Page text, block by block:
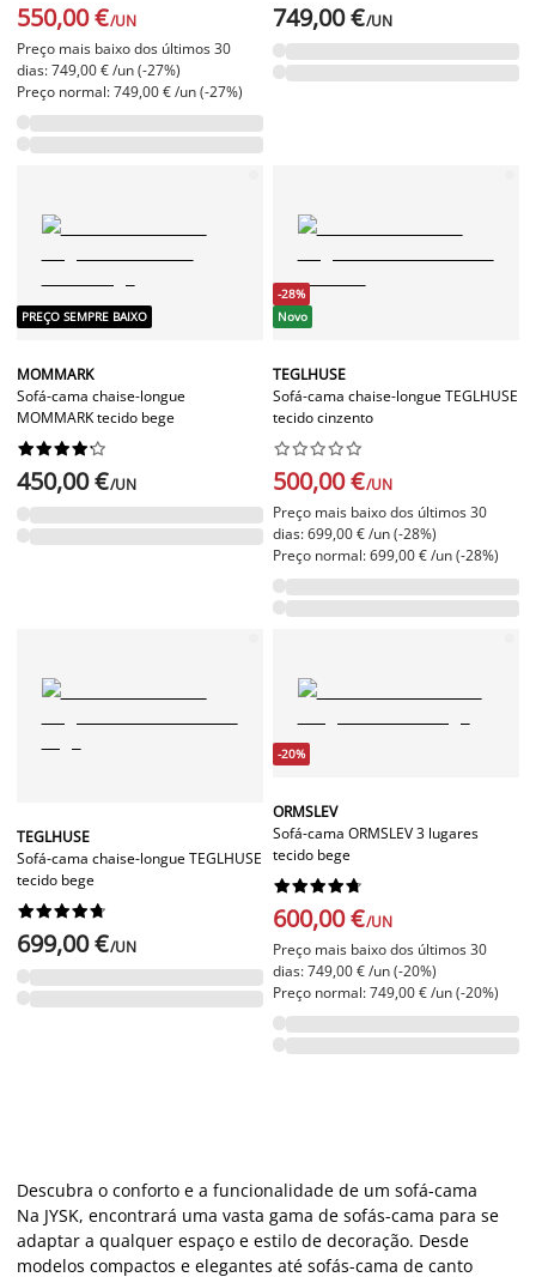
550,00 €/UN
Preço mais baixo dos últimos 30
dias: 749,00 € /un (-27%)
Preço normal: 749,00 € /un (-27%)
749,00 €/UN
PREÇO SEMPRE BAIXO
MOMMARK
Sofá-cama chaise-longue
MOMMARK tecido bege






450,00 €/UN
-28%
Novo
TEGLHUSE
Sofá-cama chaise-longue TEGLHUSE
tecido cinzento






500,00 €/UN
Preço mais baixo dos últimos 30
dias: 699,00 € /un (-28%)
Preço normal: 699,00 € /un (-28%)
TEGLHUSE
Sofá-cama chaise-longue TEGLHUSE
tecido bege






699,00 €/UN
-20%
ORMSLEV
Sofá-cama ORMSLEV 3 lugares
tecido bege






600,00 €/UN
Preço mais baixo dos últimos 30
dias: 749,00 € /un (-20%)
Preço normal: 749,00 € /un (-20%)
Descubra o conforto e a funcionalidade de um sofá-cama
Na JYSK, encontrará uma vasta gama de sofás-cama para se
adaptar a qualquer espaço e estilo de decoração. Desde
modelos compactos e elegantes até sofás-cama de canto